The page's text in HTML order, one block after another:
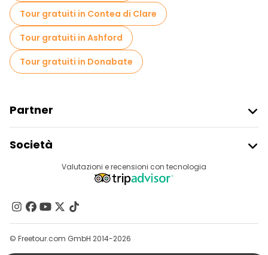
Tour di Natale in Dublino
Gite giornaliere gratuite a Dublino
Passeggiate notturne gratuite a Dublino
Tour gratuiti nelle vicinanze Dublin Castle
Tour gratuiti nelle vicinanze Trinity College Dublin
Tour gratuiti in Contea di Clare
Tour gratuiti in Ashford
Tour gratuiti in Donabate
Partner
Accesso Del Fornitore
Programma Di Affiliazione
Società
Destinazioni
Contattaci
Gruppi
Aiuto
Valutazioni e recensioni con tecnologia
© Freetour.com GmbH 2014-2026